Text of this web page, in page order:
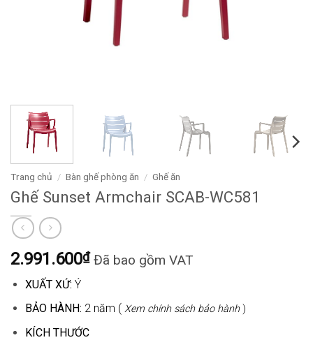
Trang chủ / Bàn ghế phòng ăn / Ghế ăn
Ghế Sunset Armchair SCAB-WC581
2.991.600₫ Đã bao gồm VAT
XUẤT XỨ: Ý
BẢO HÀNH: 2 năm ( Xem chính sách bảo hành)
KÍCH THƯỚC